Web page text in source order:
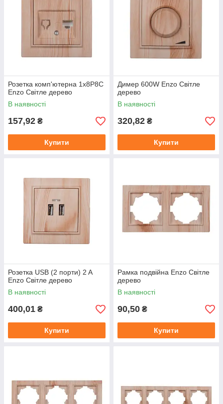
Розетка комп'ютерна 1x8P8C
Enzo Світле дерево
В наявності
157,92 ₴
Купити
Димер 600W Enzo Світле
дерево
В наявності
320,82 ₴
Купити
Розетка USB (2 порти) 2 A
Enzo Світле дерево
В наявності
400,01 ₴
Купити
Рамка подвійна Enzo Світле
дерево
В наявності
90,50 ₴
Купити